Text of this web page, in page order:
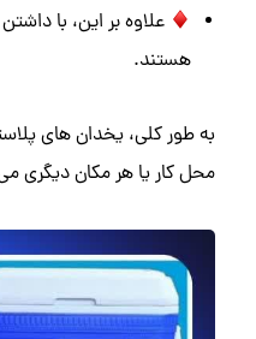
علاوه بر این، با
هستند.
محل کار یا هر مکان دیگری